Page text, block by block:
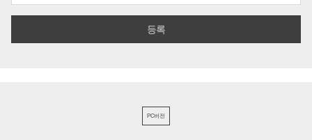
PC버전